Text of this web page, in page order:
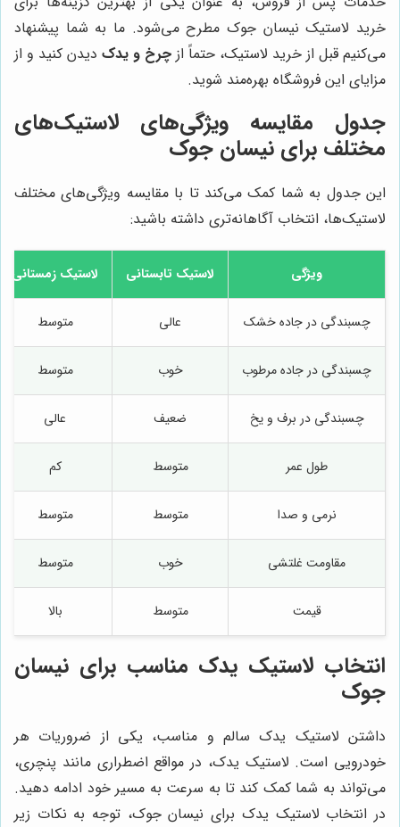
خرید لاستیک نیسان جوک مطرح می‌شود. ما به شما پیشنهاد
می‌کنیم قبل از خرید لاستیک، حتماً از چرخ و یدک دیدن کنید و از
مزایای این فروشگاه بهره‌مند شوید.
جدول مقایسه ویژگی‌های لاستیک‌های
مختلف برای نیسان جوک
این جدول به شما کمک می‌کند تا با مقایسه ویژگی‌های مختلف
لاستیک‌ها، انتخاب آگاهانه‌تری داشته باشید:
ویژگی لاستیک تابستانی لاستیک زمستانی
چسبندگی در جاده خشک عالی متوسط
چسبندگی در جاده مرطوب خوب متوسط
چسبندگی در برف و یخ ضعیف عالی
طول عمر متوسط کم
نرمی و صدا متوسط متوسط
مقاومت غلتشی خوب متوسط
قیمت متوسط بالا
انتخاب لاستیک یدک مناسب برای نیسان
جوک
داشتن لاستیک یدک سالم و مناسب، یکی از ضروریات هر
خودرویی است. لاستیک یدک، در مواقع اضطراری مانند پنچری،
می‌تواند به شما کمک کند تا به سرعت به مسیر خود ادامه دهید.
در انتخاب لاستیک یدک برای نیسان جوک، توجه به نکات زیر